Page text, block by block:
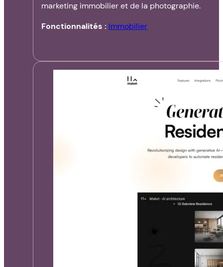
marketing immobilier et de la photographie.
Fonctionnalités : Immobilier